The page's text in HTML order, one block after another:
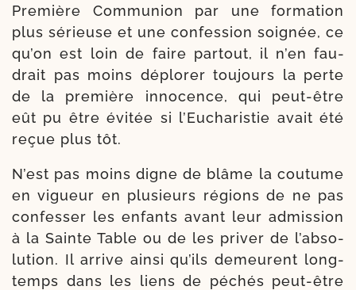
Première Communion par une for­ma­tion
plus sérieuse et une confes­sion soi­gnée, ce
qu’on est loin de faire par­tout, il n’en fau­
drait pas moins déplo­rer tou­jours la perte
de la pre­mière inno­cence, qui peut-​être
eût pu être évi­tée si l’Eucharistie avait été
reçue plus tôt.
N’est pas moins digne de blâme la cou­tume
en vigueur en plu­sieurs régions de ne pas
confes­ser les enfants avant leur admis­sion
à la Sainte Table ou de les pri­ver de l’ab­so­
lu­tion. Il arrive ain­si qu’ils demeurent long­
temps dans les liens de péchés peut-​être